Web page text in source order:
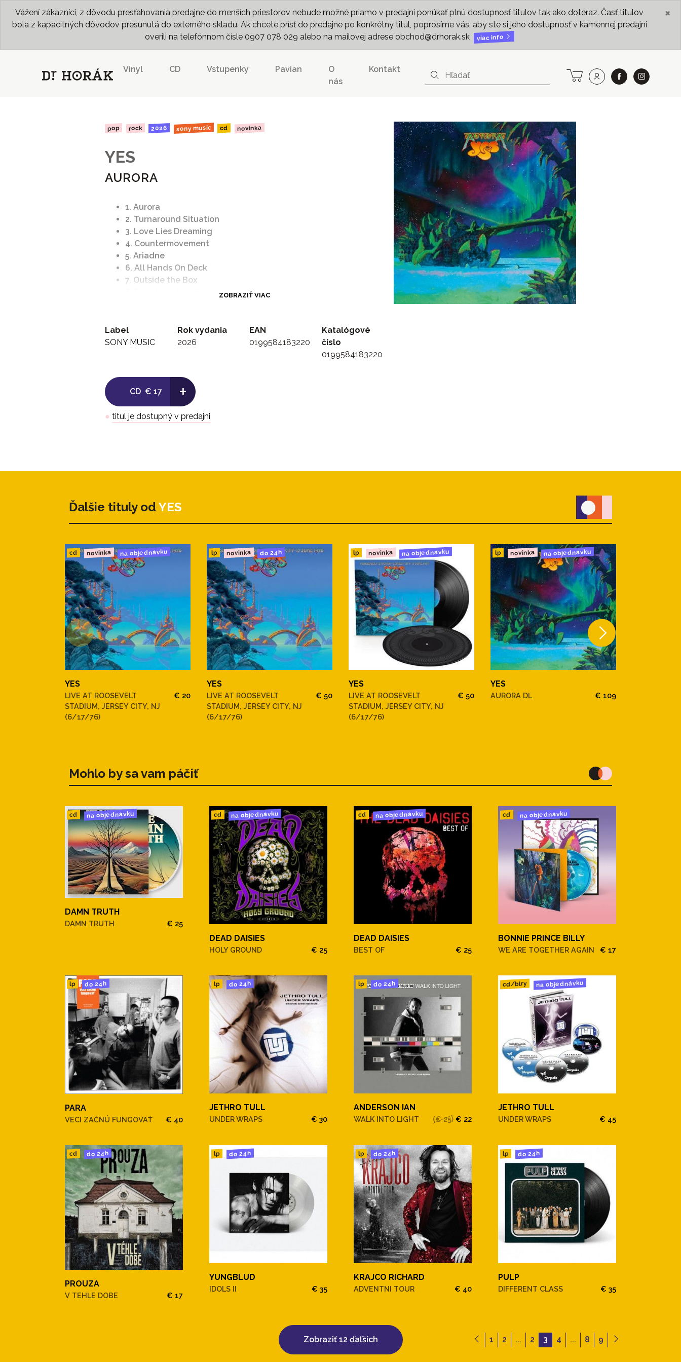
Vážení zákazníci, z dôvodu presťahovania predajne do menších priestorov nebude možné priamo v predajni ponúkať plnú dostupnosť titulov tak ako doteraz. Časť titulov
bola z kapacitných dôvodov presunutá do externého skladu. Ak chcete prísť do predajne po konkrétny titul, poprosíme vás, aby ste si jeho dostupnosť v kamennej predajni
overili na telefónnom čísle 0907 078 029 alebo na mailovej adrese obchod@drhorak.sk
viac info
×
Vinyl CD Vstupenky Pavian
O
nás
Kontakt
pop rock 2026 sony music cd novinka
YES
AURORA
1. Aurora
2. Turnaround Situation
3. Love Lies Dreaming
4. Countermovement
5. Ariadne
6. All Hands On Deck
7. Outside the Box
8. Emotional IntelligenceZOBRAZIŤ VIAC
Label
SONY MUSIC
Rok vydania
2026
EAN
0199584183220
Katalógové
číslo
0199584183220
CD € 17 +
● titul je dostupný v predajni
Ďalšie tituly od YES
cd novinka na objednávku
YES
LIVE AT ROOSEVELT
STADIUM, JERSEY CITY, NJ
(6/17/76)
€ 20
lp novinka do 24h
YES
LIVE AT ROOSEVELT
STADIUM, JERSEY CITY, NJ
(6/17/76)
€ 50
lp novinka na objednávku
YES
LIVE AT ROOSEVELT
STADIUM, JERSEY CITY, NJ
(6/17/76)
€ 50
lp novinka na objednávku
YES
AURORA DL € 109
Mohlo by sa vam páčiť
cd na objednávku
DAMN TRUTH
DAMN TRUTH € 25
cd na objednávku
DEAD DAISIES
HOLY GROUND € 25
cd na objednávku
DEAD DAISIES
BEST OF € 25
cd na objednávku
BONNIE PRINCE BILLY
WE ARE TOGETHER AGAIN € 17
lp do 24h
PARA
VECI ZAČNÚ FUNGOVAŤ € 40
lp do 24h
JETHRO TULL
UNDER WRAPS € 30
lp do 24h
ANDERSON IAN
WALK INTO LIGHT (€ 25) € 22
cd/blry na objednávku
JETHRO TULL
UNDER WRAPS € 45
cd do 24h
PROUZA
V TEHLE DOBE € 17
lp do 24h
YUNGBLUD
IDOLS II € 35
lp do 24h
KRAJCO RICHARD
ADVENTNI TOUR € 40
lp do 24h
PULP
DIFFERENT CLASS € 35
Zobraziť 12 ďaľších 1 2 ... 2 3 4 ... 8 9